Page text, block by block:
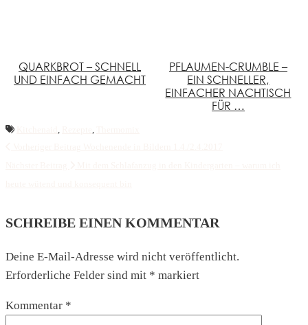
QUARKBROT – SCHNELL
UND EINFACH GEMACHT
PFLAUMEN-CRUMBLE –
EIN SCHNELLER,
EINFACHER NACHTISCH
FÜR …
SCHREIBE EINEN KOMMENTAR
Deine E-Mail-Adresse wird nicht veröffentlicht.
Erforderliche Felder sind mit * markiert
Kommentar *